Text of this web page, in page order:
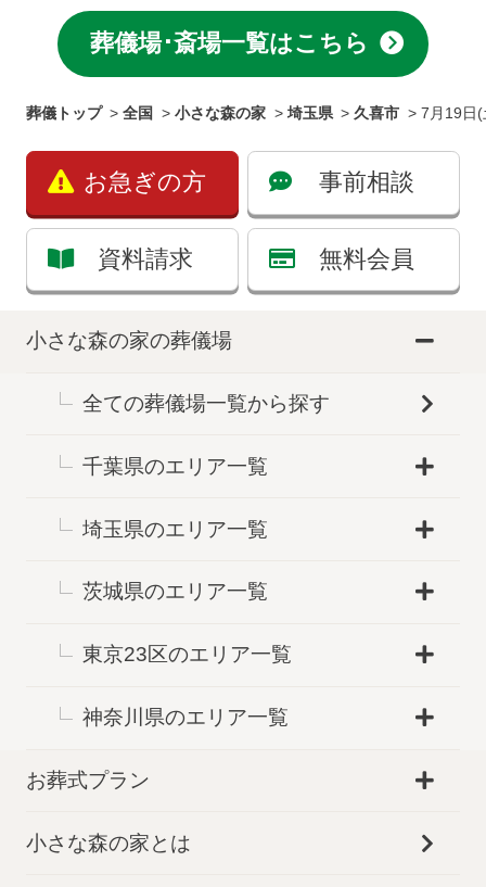
葬儀場･斎場一覧はこちら
葬儀トップ >全国 >小さな森の家 > 埼玉県 >久喜市 > 7月19日(
お急ぎの方 事前相談
資料請求 無料会員
小さな森の家の葬儀場
全ての葬儀場一覧から探す
千葉県のエリア一覧
埼玉県のエリア一覧
茨城県のエリア一覧
東京23区のエリア一覧
神奈川県のエリア一覧
お葬式プラン
小さな森の家とは